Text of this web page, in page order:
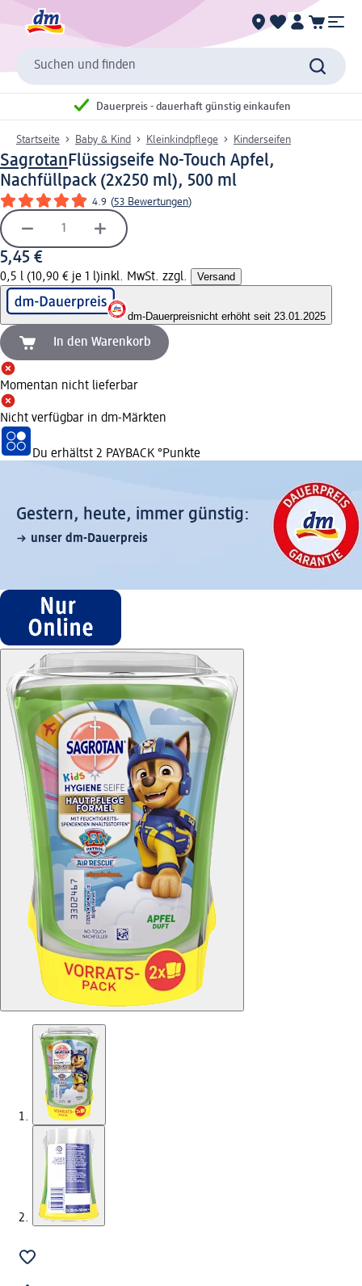
Suchen und finden
Dauerpreis - dauerhaft günstig einkaufen
Startseite Baby & Kind Kleinkindpflege Kinderseifen
SagrotanFlüssigseife No-Touch Apfel,
Nachfüllpack (2x250 ml), 500 ml
4.9 (53 Bewertungen)
5,45 €
0,5 l (10,90 € je 1 l)inkl. MwSt. zzgl. Versand
dm-Dauerpreisnicht erhöht seit 23.01.2025
In den Warenkorb
Momentan nicht lieferbar
Nicht verfügbar in dm-Märkten
Du erhältst 2 PAYBACK °Punkte
Gestern, heute, immer günstig:
unser dm-Dauerpreis